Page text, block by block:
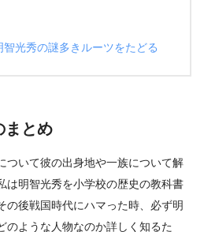
智光秀の謎多きルーツをたどる
まとめ
ついて彼の出身地や一族について解
は明智光秀を小学校の歴史の教科書
の後戦国時代にハマった時、必ず明
のような人物なのか詳しく知るた